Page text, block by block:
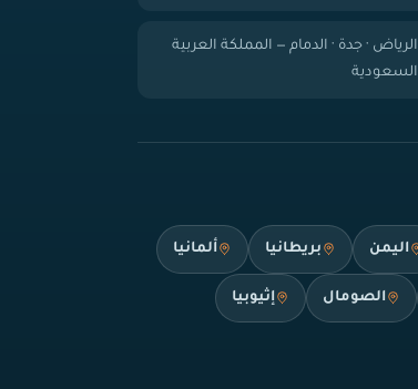
الرياض · جدة · الدمام — المملكة العربية
السعودية
اليمن بريطانيا ألمانيا
الصومال إثيوبيا